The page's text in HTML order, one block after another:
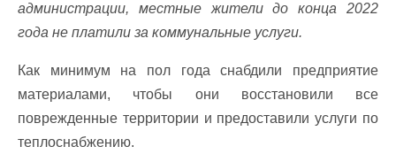
администрации, местные жители до конца 2022
года не платили за коммунальные услуги.
Как минимум на пол года снабдили предприятие
материалами, чтобы они восстановили все
поврежденные территории и предоставили услуги по
теплоснабжению.